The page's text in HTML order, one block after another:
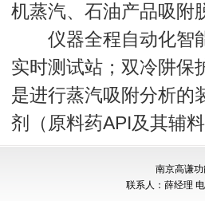
机蒸汽、石油产品吸附
仪器全程自动化智能
实时测试站；双冷阱保
是进行蒸汽吸附分析的
剂（原料药API及其辅
南京高谦
联系人：薛经理